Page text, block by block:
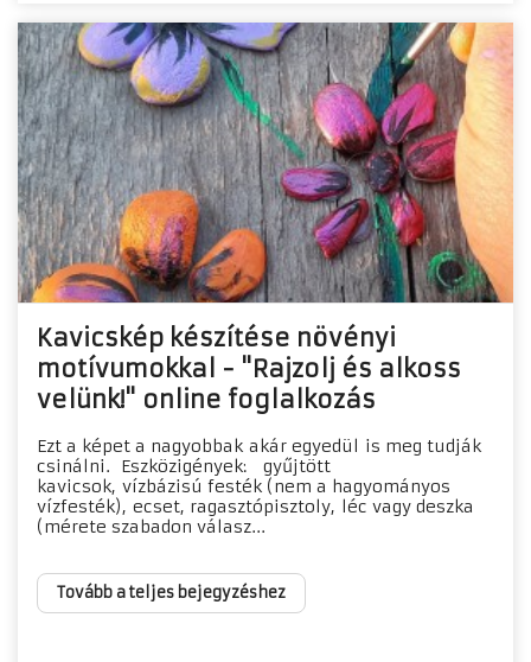
Kavicskép készítése növényi
motívumokkal - "Rajzolj és alkoss
velünk!" online foglalkozás
Ezt a képet a nagyobbak akár egyedül is meg tudják
csinálni. Eszközigények: gyűjtött
kavicsok, vízbázisú festék (nem a hagyományos
vízfesték), ecset, ragasztópisztoly, léc vagy deszka
(mérete szabadon válasz...
Tovább a teljes bejegyzéshez